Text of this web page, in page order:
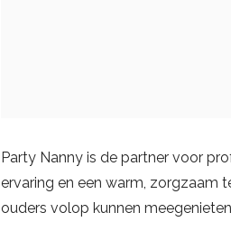
Party Nanny is de partner voor
ervaring en een warm, zorgzaam
ouders volop kunnen